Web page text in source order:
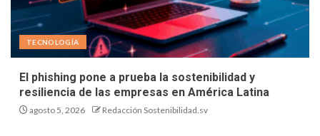
TECNOLOGÍA
El phishing pone a prueba la sostenibilidad y
resiliencia de las empresas en América Latina
agosto 5, 2026 Redacción Sostenibilidad.sv